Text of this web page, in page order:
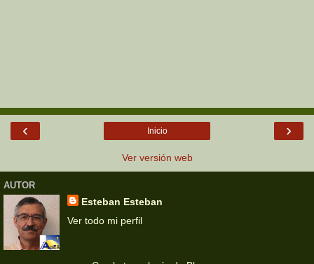
‹ ›
Inicio
Ver versión web
AUTOR
Esteban Esteban
Ver todo mi perfil